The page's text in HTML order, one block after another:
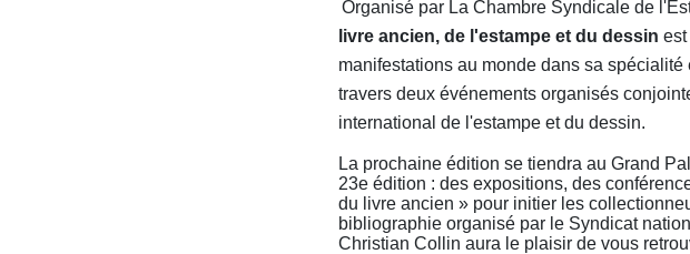
Organisé par La Chambre Syndicale de
livre ancien, de l'estampe et du dessin
manifestations au monde dans sa
travers deux événements organisés
international de l'estampe et du dessin.
La prochaine édition se tiendra au Grand
23e édition : des expositions, des
du livre ancien » pour initier les
bibliographie organisé par le Syndicat
Christian Collin aura le plaisir de vous